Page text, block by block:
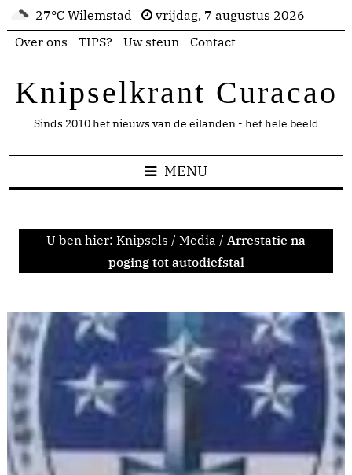
27°C Wilemstad
vrijdag, 7 augustus 2026
Over ons
TIPS? Uw steun Contact
Knipselkrant Curacao
Sinds 2010 het nieuws van de eilanden - het hele beeld
MENU
U ben hier: Knipsels / Media / Arrestatie na
poging tot autodiefstal